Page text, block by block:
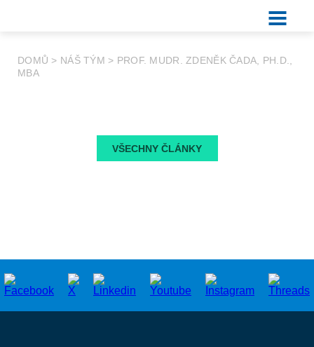
DOMŮ > NÁŠ TÝM > PROF. MUDR. ZDENĚK ČADA, PH.D.,
MBA
VŠECHNY ČLÁNKY